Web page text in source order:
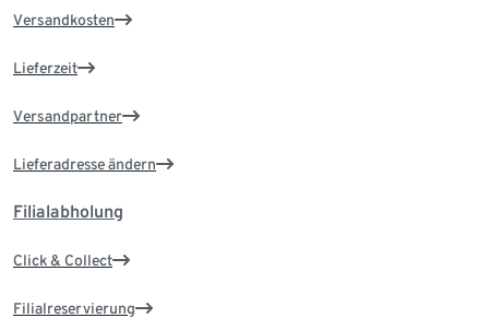
Versandkosten
Lieferzeit
Versandpartner
Lieferadresse ändern
Filialabholung
Click & Collect
Filialreservierung